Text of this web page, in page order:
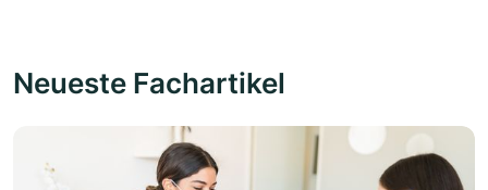
Neueste Fachartikel